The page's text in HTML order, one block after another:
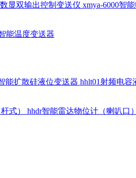
显双输出控制变送仪 xmya-6000智
能温度变送器
能扩散硅液位变送器 hhlt01射频电容
式） hhdr智能雷达物位计（喇叭口）